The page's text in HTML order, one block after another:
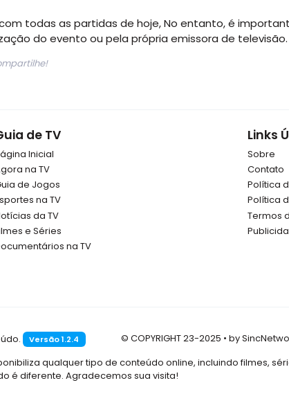
todas as partidas de hoje, No entanto, é
do evento ou pela própria emissora de televisão.
de TV
Inicial
na TV
de Jogos
na TV
da TV
e Séries
na TV
Links
Sobre
Contato
Política
Política
Termos
Versão 1.2.4
© COPYRIGHT 23-2025 • by
qualquer tipo de conteúdo online, incluindo filmes,
é diferente. Agradecemos sua visita!